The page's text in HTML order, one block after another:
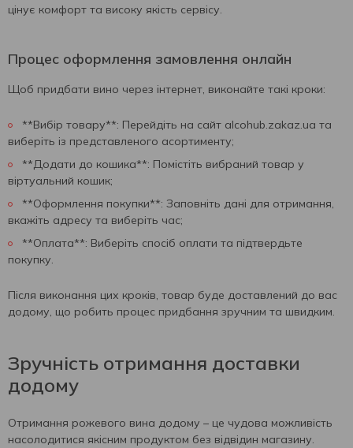
цінує комфорт та високу якість сервісу.
Процес оформлення замовлення онлайн
Щоб придбати вино через інтернет, виконайте такі кроки:
**Вибір товару**: Перейдіть на сайт alcohub.zakaz.ua та
виберіть із представленого асортименту;
**Додати до кошика**: Помістіть вибраний товар у
віртуальний кошик;
**Оформлення покупки**: Заповніть дані для отримання,
вкажіть адресу та виберіть час;
**Оплата**: Виберіть спосіб оплати та підтвердьте
покупку.
Після виконання цих кроків, товар буде доставлений до вас
додому, що робить процес придбання зручним та швидким.
Зручність отримання доставки
додому
Отримання рожевого вина додому – це чудова можливість
насолодитися якісним продуктом без відвідин магазину.